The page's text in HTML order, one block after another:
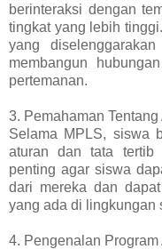
berinteraksi dengan
tingkat yang lebih
yang
membangun
pertemanan.
3. Pemahaman
Selama MPLS, siswa
aturan dan tata
penting agar siswa
dari mereka dan
yang ada di lingkungan
4. Pengenalan